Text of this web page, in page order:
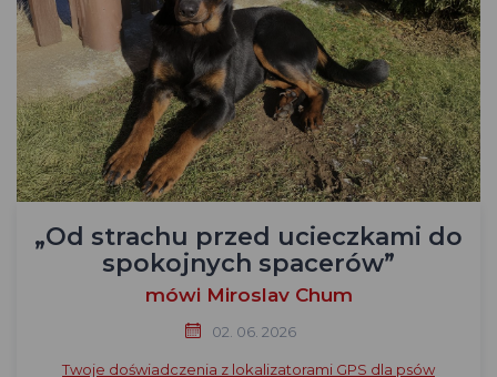
„Od strachu przed ucieczkami do
spokojnych spacerów”
mówi Miroslav Chum
02. 06. 2026
Twoje doświadczenia z lokalizatorami GPS dla psów